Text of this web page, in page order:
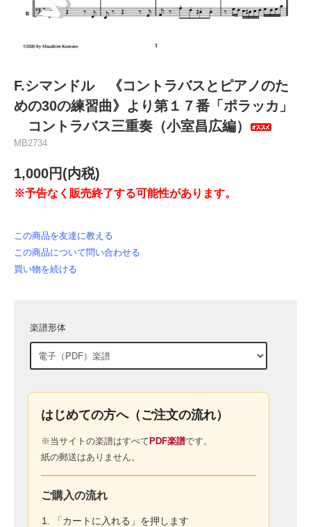
F.シマンドル 《コントラバスとピアノのた
めの30の練習曲》より第１７番「ポラッカ」
コントラバス三重奏（小室昌広編）
MB2734
1,000円(内税)
※予告なく販売終了する可能性があります。
この商品を友達に教える
この商品について問い合わせる
買い物を続ける
楽譜形体
はじめての方へ（ご注文の流れ）
※当サイトの楽譜はすべてPDF楽譜です。
紙の郵送はありません。
ご購入の流れ
「カートに入れる」を押します